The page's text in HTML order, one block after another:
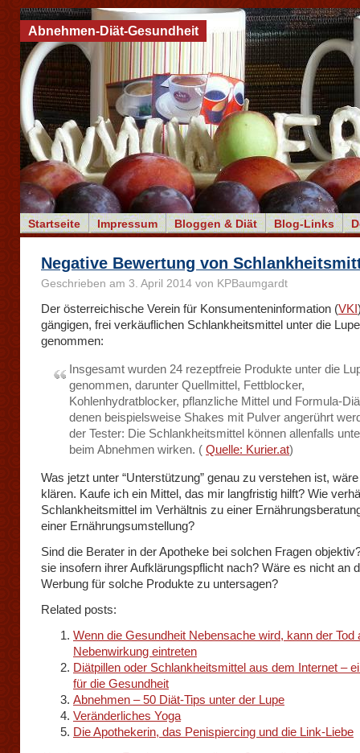
Startseite Impressum Bloggen & Diät Blog-Links
Abnehmen-Diät-Gesundheit
Negative Bewertung von
Geschrieben am 3. April 2014 von KPBaumgardt
Der österreichische Verein für Konsumenteninformation (VKI
gängigen, frei verkäuflichen Schlankheitsmittel unter die Lupe
genommen:
Insgesamt wurden 24 rezeptfreie Produkte unter die
genommen, darunter Quellmittel, Fettblocker,
Kohlenhydratblocker, pflanzliche Mittel und Formula-
denen beispielsweise Shakes mit Pulver angerührt
der Tester: Die Schlankheitsmittel können allenfalls
beim Abnehmen wirken. ( Quelle: Kurier.at)
Was jetzt unter “Unterstützung” genau zu verstehen ist,
klären. Kaufe ich ein Mittel, das mir langfristig hilft? Wie
Schlankheitsmittel im Verhältnis zu einer
einer Ernährungsumstellung?
Sind die Berater in der Apotheke bei solchen Fragen
sie insofern ihrer Aufklärungspflicht nach? Wäre es nicht an
Werbung für solche Produkte zu untersagen?
Related posts:
Wenn die Gesundheit Nebensache wird, kann der Tod
Nebenwirkung eintreten
Diätpillen oder Schlankheitsmittel aus dem Internet –
für die Gesundheit
Abnehmen – 50 Diät-Tips unter der Lupe
Veränderliches Yoga
Die Apothekerin, das Penispiercing und die Link-Liebe